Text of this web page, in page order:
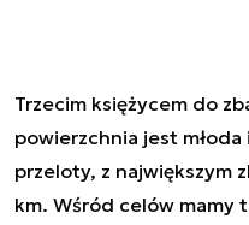
Trzecim księżycem do
powierzchnia jest
przeloty, z największym
km. Wśród celów mamy